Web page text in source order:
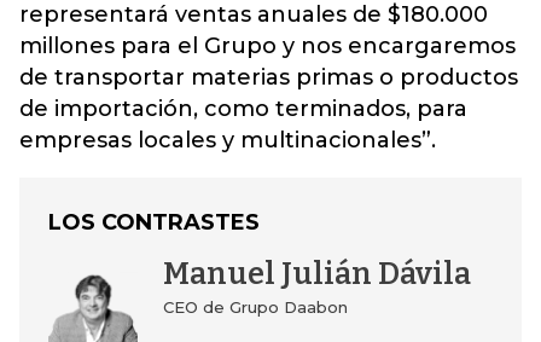
representará ventas anuales de $180.000
millones para el Grupo y nos encargaremos
de transportar materias primas o productos
de importación, como terminados, para
empresas locales y multinacionales”.
LOS CONTRASTES
Manuel Julián Dávila
CEO de Grupo Daabon